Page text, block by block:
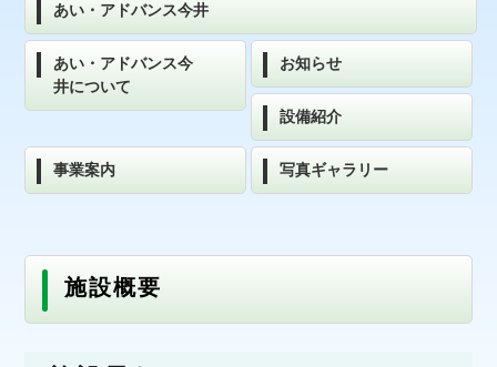
あい・アドバンス今井
あい・アドバンス今
井について
お知らせ
設備紹介
事業案内 写真ギャラリー
施設概要